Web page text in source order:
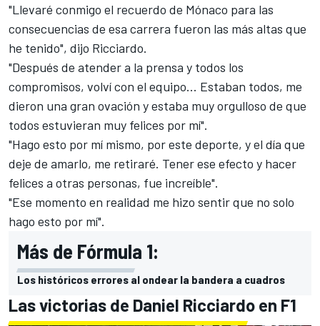
"Llevaré conmigo el recuerdo de Mónaco para las
consecuencias de esa carrera fueron las más altas que
he tenido", dijo Ricciardo.
"Después de atender a la prensa y todos los
compromisos, volví con el equipo... Estaban todos, me
dieron una gran ovación y estaba muy orgulloso de que
todos estuvieran muy felices por mí".
"Hago esto por mí mismo, por este deporte, y el día que
deje de amarlo, me retiraré. Tener ese efecto y hacer
felices a otras personas, fue increíble".
"Ese momento en realidad me hizo sentir que no solo
hago esto por mí".
Más de Fórmula 1:
Los históricos errores al ondear la bandera a cuadros
Las victorias de Daniel Ricciardo en F1